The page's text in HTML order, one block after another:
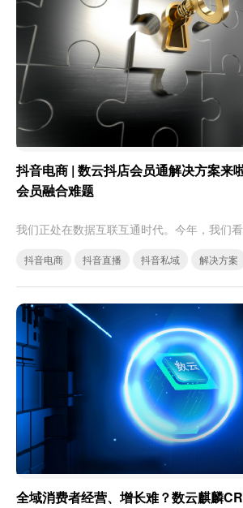
抖音电商 | 数云抖店会员通解决方案来
会员融合难题
抖音电商 抖音直播 抖音私域 解决方案
全域消费者经营、增长难？数云麒麟